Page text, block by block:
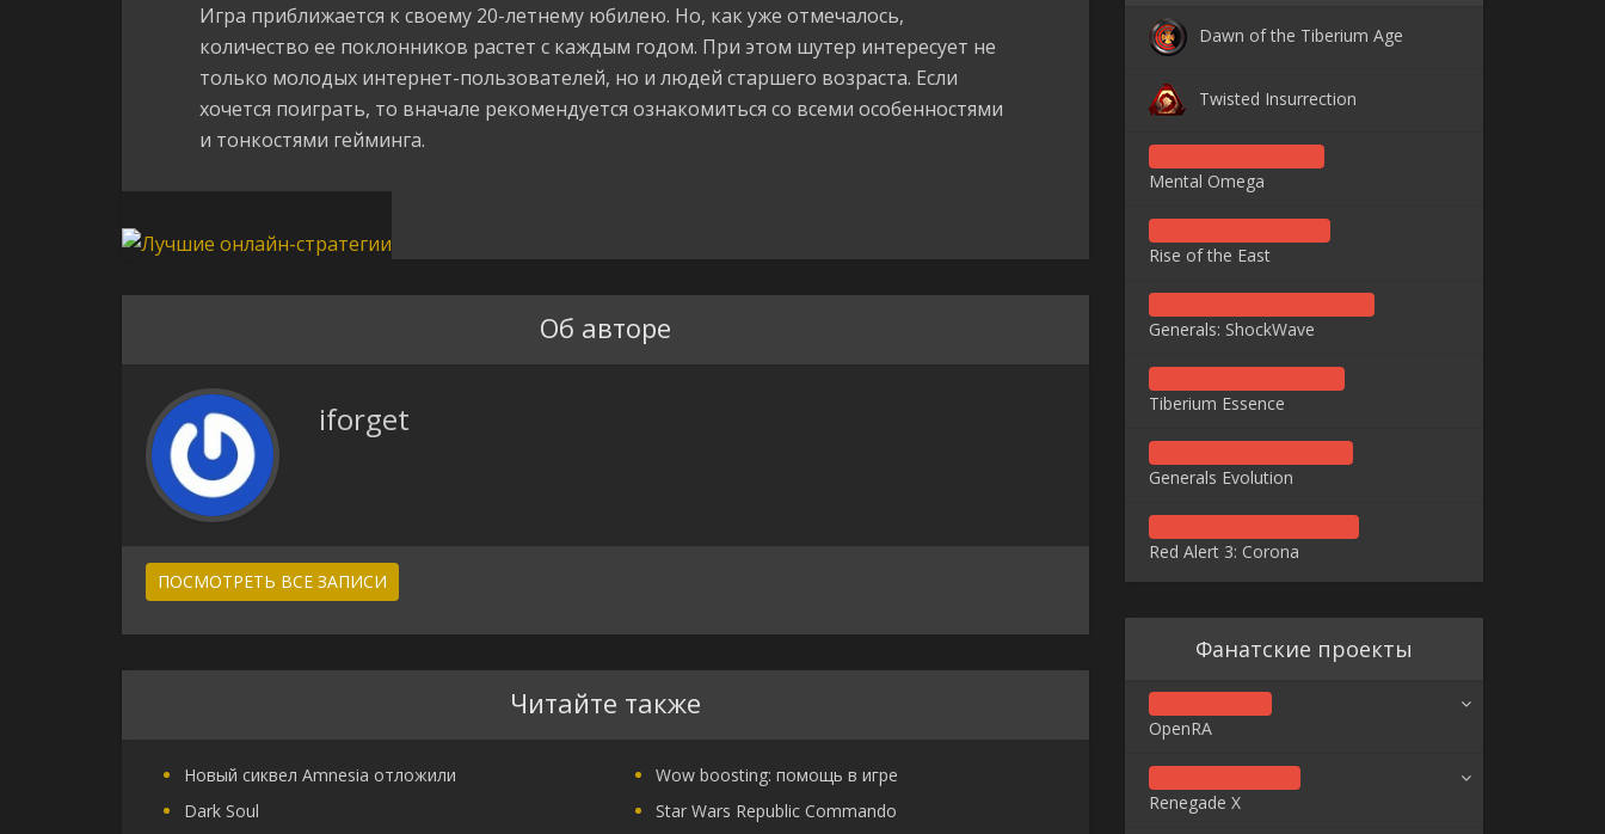
Игра приближается к своему 20-летнему юбилею. Но, как уже отмечалось,
количество ее поклонников растет с каждым годом. При этом шутер интересует не
только молодых интернет-пользователей, но и людей старшего возраста. Если
хочется поиграть, то вначале рекомендуется ознакомиться со всеми особенностями
и тонкостями гейминга.
Об авторе
iforget
ПОСМОТРЕТЬ ВСЕ ЗАПИСИ
Читайте также
Новый сиквел Amnesia отложили
Wow boosting: помощь в игре
Dark Soul
Star Wars Republic Commando
Dawn of the Tiberium Age
Twisted Insurrection
Mental Omega
Rise of the East
Generals: ShockWave
Tiberium Essence
Generals Evolution
Red Alert 3: Corona
Фанатские проекты
OpenRA
Renegade X